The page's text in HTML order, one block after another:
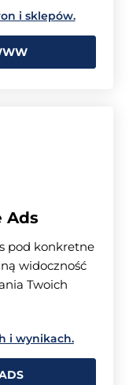
i sklepów.
Ads
pod konkretne
widoczność
Twoich
i wynikach.